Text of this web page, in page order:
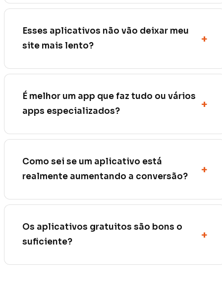
Esses aplicativos não vão deixar meu
site mais lento?
É melhor um app que faz tudo ou vários
apps especializados?
Como sei se um aplicativo está
realmente aumentando a conversão?
Os aplicativos gratuitos são bons o
suficiente?